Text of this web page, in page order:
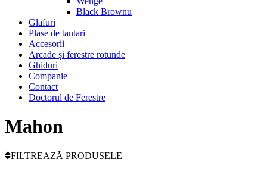
Black Brownu
Glafuri
Plase de tantari
Accesorii
Arcade și ferestre rotunde
Ghiduri
Companie
Contact
Doctorul de Ferestre
Mahon
FILTREAZĂ PRODUSELE